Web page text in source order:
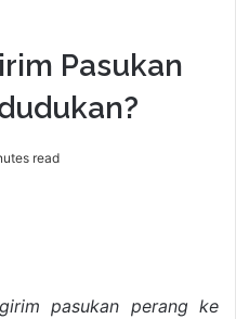
Pasukan
read
pasukan perang ke